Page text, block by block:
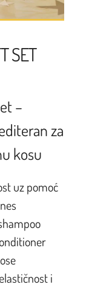
SET
–
za
kosu
uz pomoć
i